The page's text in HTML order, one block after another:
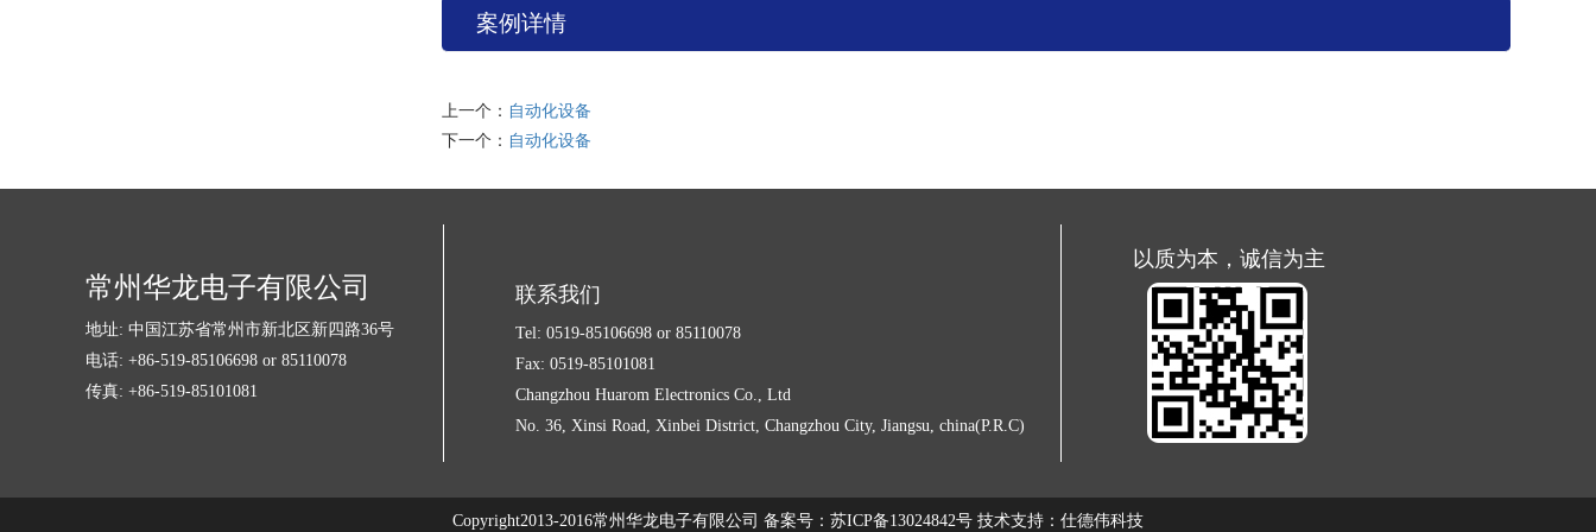
案例详情
上一个： 自动化设备
下一个： 自动化设备
常州华龙电子有限公司
地址: 中国江苏省常州市新北区新四路36号
电话: +86-519-85106698 or 85110078
传真: +86-519-85101081
联系我们
Tel: 0519-85106698 or 85110078
Fax: 0519-85101081
Changzhou Huarom Electronics Co., Ltd
No. 36, Xinsi Road, Xinbei District, Changzhou City, Jiangsu, china(P.R.C)
以质为本，诚信为主
Copyright2013-2016常州华龙电子有限公司 备案号：苏ICP备13024842号 技术支持：仕德伟科技